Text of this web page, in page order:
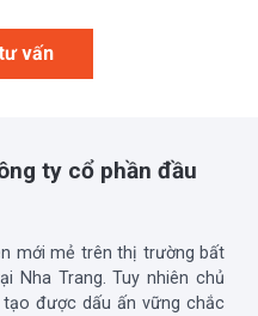
vấn
ty cổ phần đầu
mới mẻ trên thị trường bất
Nha Trang. Tuy nhiên chủ
được dấu ấn vững chắc